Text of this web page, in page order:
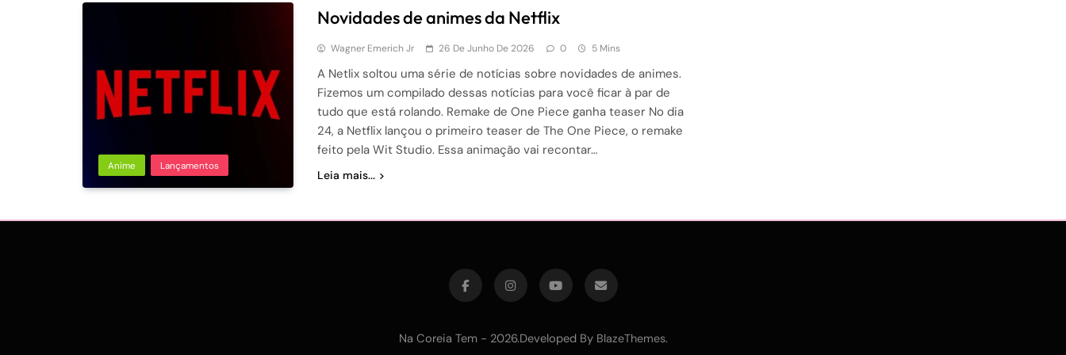
Anime Lançamentos
Novidades de animes da Netflix
Wagner Emerich Jr 26 De Junho De 2026 0 5 Mins
A Netlix soltou uma série de notícias sobre novidades de animes.
Fizemos um compilado dessas notícias para você ficar à par de
tudo que está rolando. Remake de One Piece ganha teaser No dia
24, a Netflix lançou o primeiro teaser de The One Piece, o remake
feito pela Wit Studio. Essa animação vai recontar…
Leia mais...
Na Coreia Tem - 2026.Developed By BlazeThemes.